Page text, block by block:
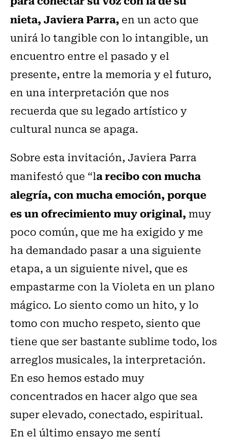
nieta, Javiera Parra,en un acto que
unirá lo tangible con lo intangible, un
encuentro entre el pasado y el
presente, entre la memoria y el futuro,
en una interpretación que nos
recuerda que su legado artístico y
cultural nunca se apaga.
Sobre esta invitación, Javiera Parra
manifestó que “la recibo con mucha
alegría, con mucha emoción, porque
es un ofrecimiento muy original,muy
poco común, que me ha exigido y me
ha demandado pasar a una siguiente
etapa, a un siguiente nivel, que es
empastarme con la Violeta en un plano
mágico. Lo siento como un hito, y lo
tomo con mucho respeto, siento que
tiene que ser bastante sublime todo, los
arreglos musicales, la interpretación.
En eso hemos estado muy
concentrados en hacer algo que sea
super elevado, conectado, espiritual.
En el último ensayo me sentí